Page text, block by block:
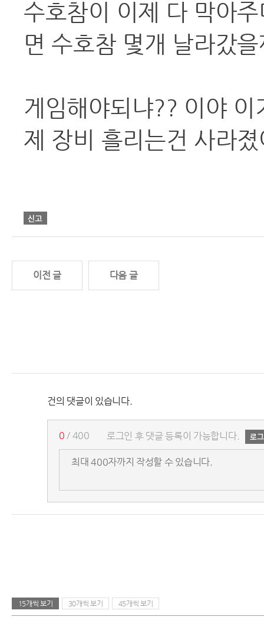
수호참이 이제 다 막아
면 수호참 몇개 날라갔
게임해야되냐?? 이야
제 장비 흘리는건 사라
이전 글 다음 글
건의 댓글이 있습니다.
로그인 후 댓글 등록이 가능합니다.
0 / 400
15개씩 보기 30개씩 보기 45개씩 보기